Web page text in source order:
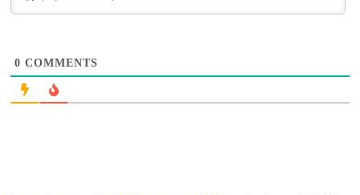
0 COMMENTS